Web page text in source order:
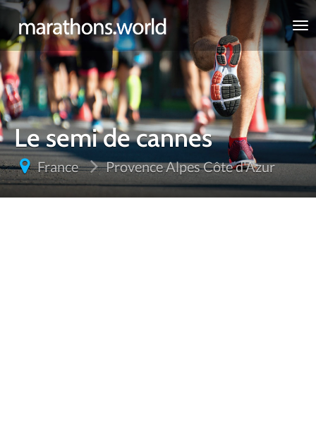
marathons.world
Le semi de cannes
France Provence Alpes Côte d'Azur